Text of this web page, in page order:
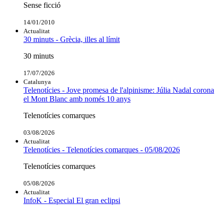
Sense ficció
14/01/2010
Actualitat
30 minuts - Grècia, illes al límit
30 minuts
17/07/2026
Catalunya
Telenotícies - Jove promesa de l'alpinisme: Júlia Nadal corona
el Mont Blanc amb només 10 anys
Telenotícies comarques
03/08/2026
Actualitat
Telenotícies - Telenotícies comarques - 05/08/2026
Telenotícies comarques
05/08/2026
Actualitat
InfoK - Especial El gran eclipsi